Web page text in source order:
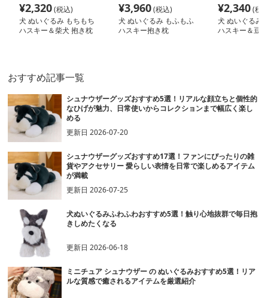
¥2,320(税込)
犬 ぬいぐるみ もちもち
ハスキー＆柴犬 抱き枕
¥3,960(税込)
犬 ぬいぐるみ もふもふ
ハスキー抱き枕
¥2,340(税
犬 ぬいぐるみ
ハスキー＆豆
おすすめ記事一覧
シュナウザーグッズおすすめ5選！リアルな顔立ちと個性的
なひげが魅力、日常使いからコレクションまで幅広く楽し
める
更新日2026-07-20
シュナウザーグッズおすすめ17選！ファンにぴったりの雑
貨やアクセサリー 愛らしい表情を日常で楽しめるアイテム
が満載
更新日2026-07-25
犬ぬいぐるみふわふわおすすめ5選！触り心地抜群で毎日抱
きしめたくなる
更新日2026-06-18
ミニチュア シュナウザー の ぬいぐるみおすすめ5選！リア
ルな質感で癒されるアイテムを厳選紹介